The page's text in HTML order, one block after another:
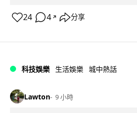
24 4 ↗ 分享
科技娛樂 生活娛樂 城中熱話
Lawton 9 小時